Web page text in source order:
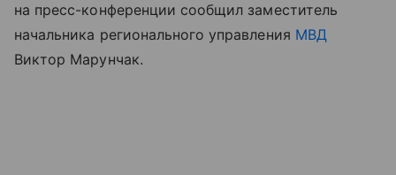
на пресс-конференции сообщил заместитель
начальника регионального управления МВД
Виктор Марунчак.